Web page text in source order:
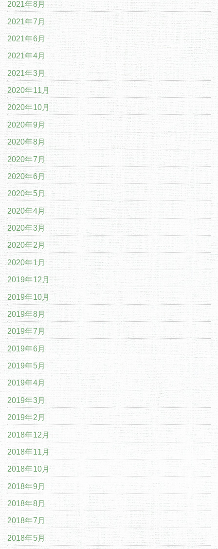
2021年8月
2021年7月
2021年6月
2021年4月
2021年3月
2020年11月
2020年10月
2020年9月
2020年8月
2020年7月
2020年6月
2020年5月
2020年4月
2020年3月
2020年2月
2020年1月
2019年12月
2019年10月
2019年8月
2019年7月
2019年6月
2019年5月
2019年4月
2019年3月
2019年2月
2018年12月
2018年11月
2018年10月
2018年9月
2018年8月
2018年7月
2018年5月